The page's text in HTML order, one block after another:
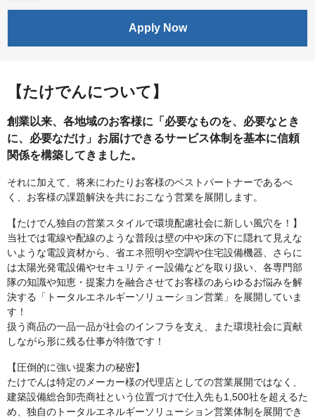
Apply Now
【たけでんについて】
創業以来、各地域のお客様に「必要なものを、必要なとき
に、必要なだけ」お届けできるサービス体制を基本に信頼
関係を構築してきました。
それに加えて、将来にわたりお客様のベストパートナーであるべ
く、お客様の課題解決を共におこなう営業を展開します。
【たけでん独自の営業スタイルで環境配慮社会に新しい風穴を！】
当社では電線や配線のような普段は壁の中や床の下に隠れて見えな
いような電設資材から、省エネ照明や空調や住宅設備機器、さらに
は太陽光発電設備やセキュリティー設備などを取り扱い、各専門部
隊の知識や知恵・提案力を融合させてお客様のあらゆるお悩みを解
決する「トータルエネルギーソリューション営業」を展開していま
す！
扱う商品の一品一品が社会のインフラを支え、また環境社会に貢献
しながら形に残る仕事が特徴です！
【圧倒的に強い提案力の秘密】
たけでんは特定のメーカー様の代理店としての営業展開ではなく、
建築設備総合卸売商社という位置づけで仕入先も1,500社を超えるた
め、独自のトータルエネルギーソリューション営業体制を展開でき